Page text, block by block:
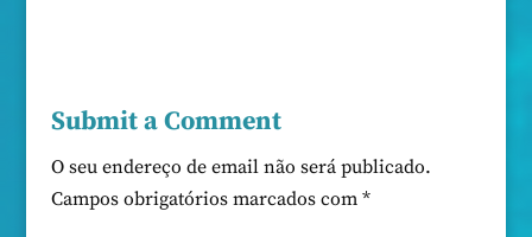
Submit a Comment
O seu endereço de email não será publicado.
Campos obrigatórios marcados com *